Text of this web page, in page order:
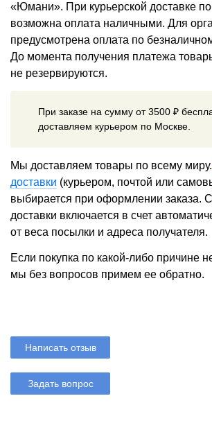
«Юмани». При курьерской доставке
возможна оплата наличными. Для
предусмотрена оплата по
До момента получения платежа
не резервируются.
При заказе на сумму от 3500 ₽
доставляем курьером по Москве.
Мы доставляем товары по всему миру.
доставки (курьером, почтой или
выбирается при оформлении заказа.
доставки включается в счет
от веса посылки и адреса получателя.
Если покупка по какой-либо причине
мы без вопросов примем ее обратно.
Написать отзыв
Задать вопрос